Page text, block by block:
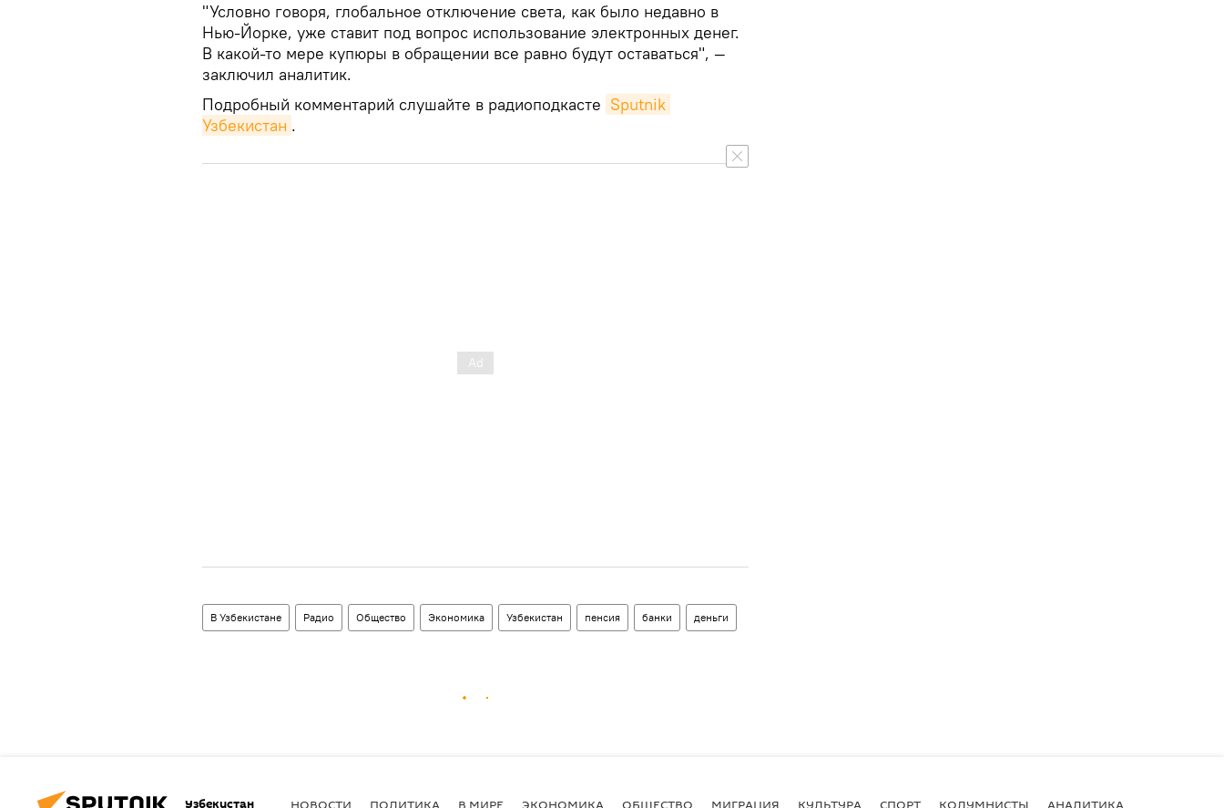
"Условно говоря, глобальное отключение света, как было недавно в
Нью-Йорке, уже ставит под вопрос использование электронных денег.
В какой-то мере купюры в обращении все равно будут оставаться", —
заключил аналитик.
Подробный комментарий слушайте в радиоподкасте Sputnik
Узбекистан .
В Узбекистане Радио Общество Экономика Узбекистан пенсия банки деньги
Узбекистан НОВОСТИ ПОЛИТИКА В МИРЕ ЭКОНОМИКА ОБЩЕСТВО МИГРАЦИЯ КУЛЬТУРА СПОРТ КОЛУМНИСТЫ АНАЛИТИКА